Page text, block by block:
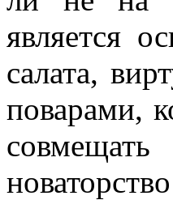
является
салата,
поварами,